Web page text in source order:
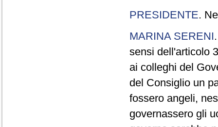
PRESIDENTE.
MARINA SERENI
sensi dell'articolo
ai colleghi del
del Consiglio un
fossero angeli,
governassero gli